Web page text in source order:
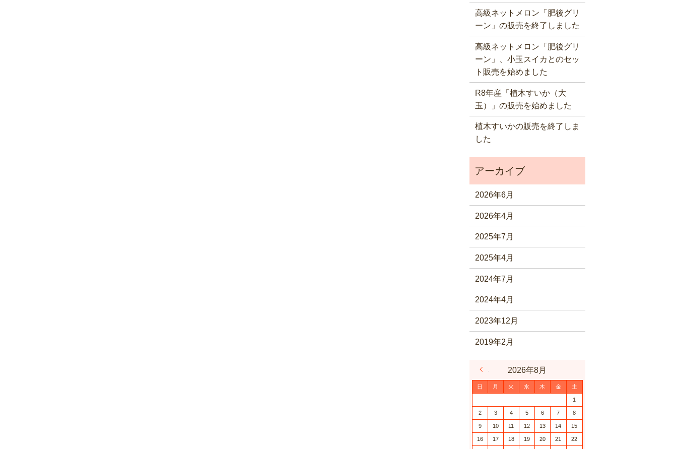
高級ネットメロン「肥後グリ
ーン」の販売を終了しました
高級ネットメロン「肥後グリ
ーン」、小玉スイカとのセッ
ト販売を始めました
R8年産「植木すいか（大
玉）」の販売を始めました
植木すいかの販売を終了しま
した
2026年6月
2026年4月
2025年7月
2025年4月
2024年7月
2024年4月
2023年12月
2019年2月
2026年8月
日 月 火 水 木 金 土
1
2 3 4 5 6 7 8
9 10 11 12 13 14 15
16 17 18 19 20 21 22